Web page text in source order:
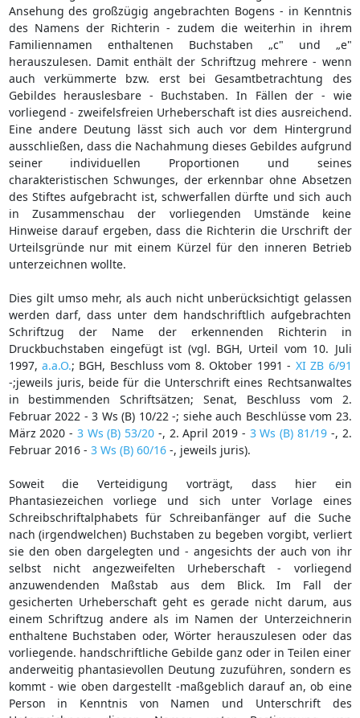
Ansehung des großzügig angebrachten Bogens - in Kenntnis
des Namens der Richterin - zudem die weiterhin in ihrem
Familiennamen enthaltenen Buchstaben „c" und „e"
herauszulesen. Damit enthält der Schriftzug mehrere - wenn
auch verkümmerte bzw. erst bei Gesamtbetrachtung des
Gebildes herauslesbare - Buchstaben. In Fällen der - wie
vorliegend - zweifelsfreien Urheberschaft ist dies ausreichend.
Eine andere Deutung lässt sich auch vor dem Hintergrund
ausschließen, dass die Nachahmung dieses Gebildes aufgrund
seiner individuellen Proportionen und seines
charakteristischen Schwunges, der erkennbar ohne Absetzen
des Stiftes aufgebracht ist, schwerfallen dürfte und sich auch
in Zusammenschau der vorliegenden Umstände keine
Hinweise darauf ergeben, dass die Richterin die Urschrift der
Urteilsgründe nur mit einem Kürzel für den inneren Betrieb
unterzeichnen wollte.
Dies gilt umso mehr, als auch nicht unberücksichtigt gelassen
werden darf, dass unter dem handschriftlich aufgebrachten
Schriftzug der Name der erkennenden Richterin in
Druckbuchstaben eingefügt ist (vgl. BGH, Urteil vom 10. Juli
1997, a.a.O.; BGH, Beschluss vom 8. Oktober 1991 - XI ZB 6/91
-;jeweils juris, beide für die Unterschrift eines Rechtsanwaltes
in bestimmenden Schriftsätzen; Senat, Beschluss vom 2.
Februar 2022 - 3 Ws (B) 10/22 -; siehe auch Beschlüsse vom 23.
März 2020 - 3 Ws (B) 53/20 -, 2. April 2019 - 3 Ws (B) 81/19-, 2.
Februar 2016 - 3 Ws (B) 60/16-, jeweils juris).
Soweit die Verteidigung vorträgt, dass hier ein
Phantasiezeichen vorliege und sich unter Vorlage eines
Schreibschriftalphabets für Schreibanfänger auf die Suche
nach (irgendwelchen) Buchstaben zu begeben vorgibt, verliert
sie den oben dargelegten und - angesichts der auch von ihr
selbst nicht angezweifelten Urheberschaft - vorliegend
anzuwendenden Maßstab aus dem Blick. Im Fall der
gesicherten Urheberschaft geht es gerade nicht darum, aus
einem Schriftzug andere als im Namen der Unterzeichnerin
enthaltene Buchstaben oder, Wörter herauszulesen oder das
vorliegende. handschriftliche Gebilde ganz oder in Teilen einer
anderweitig phantasievollen Deutung zuzuführen, sondern es
kommt - wie oben dargestellt -maßgeblich darauf an, ob eine
Person in Kenntnis von Namen und Unterschrift des